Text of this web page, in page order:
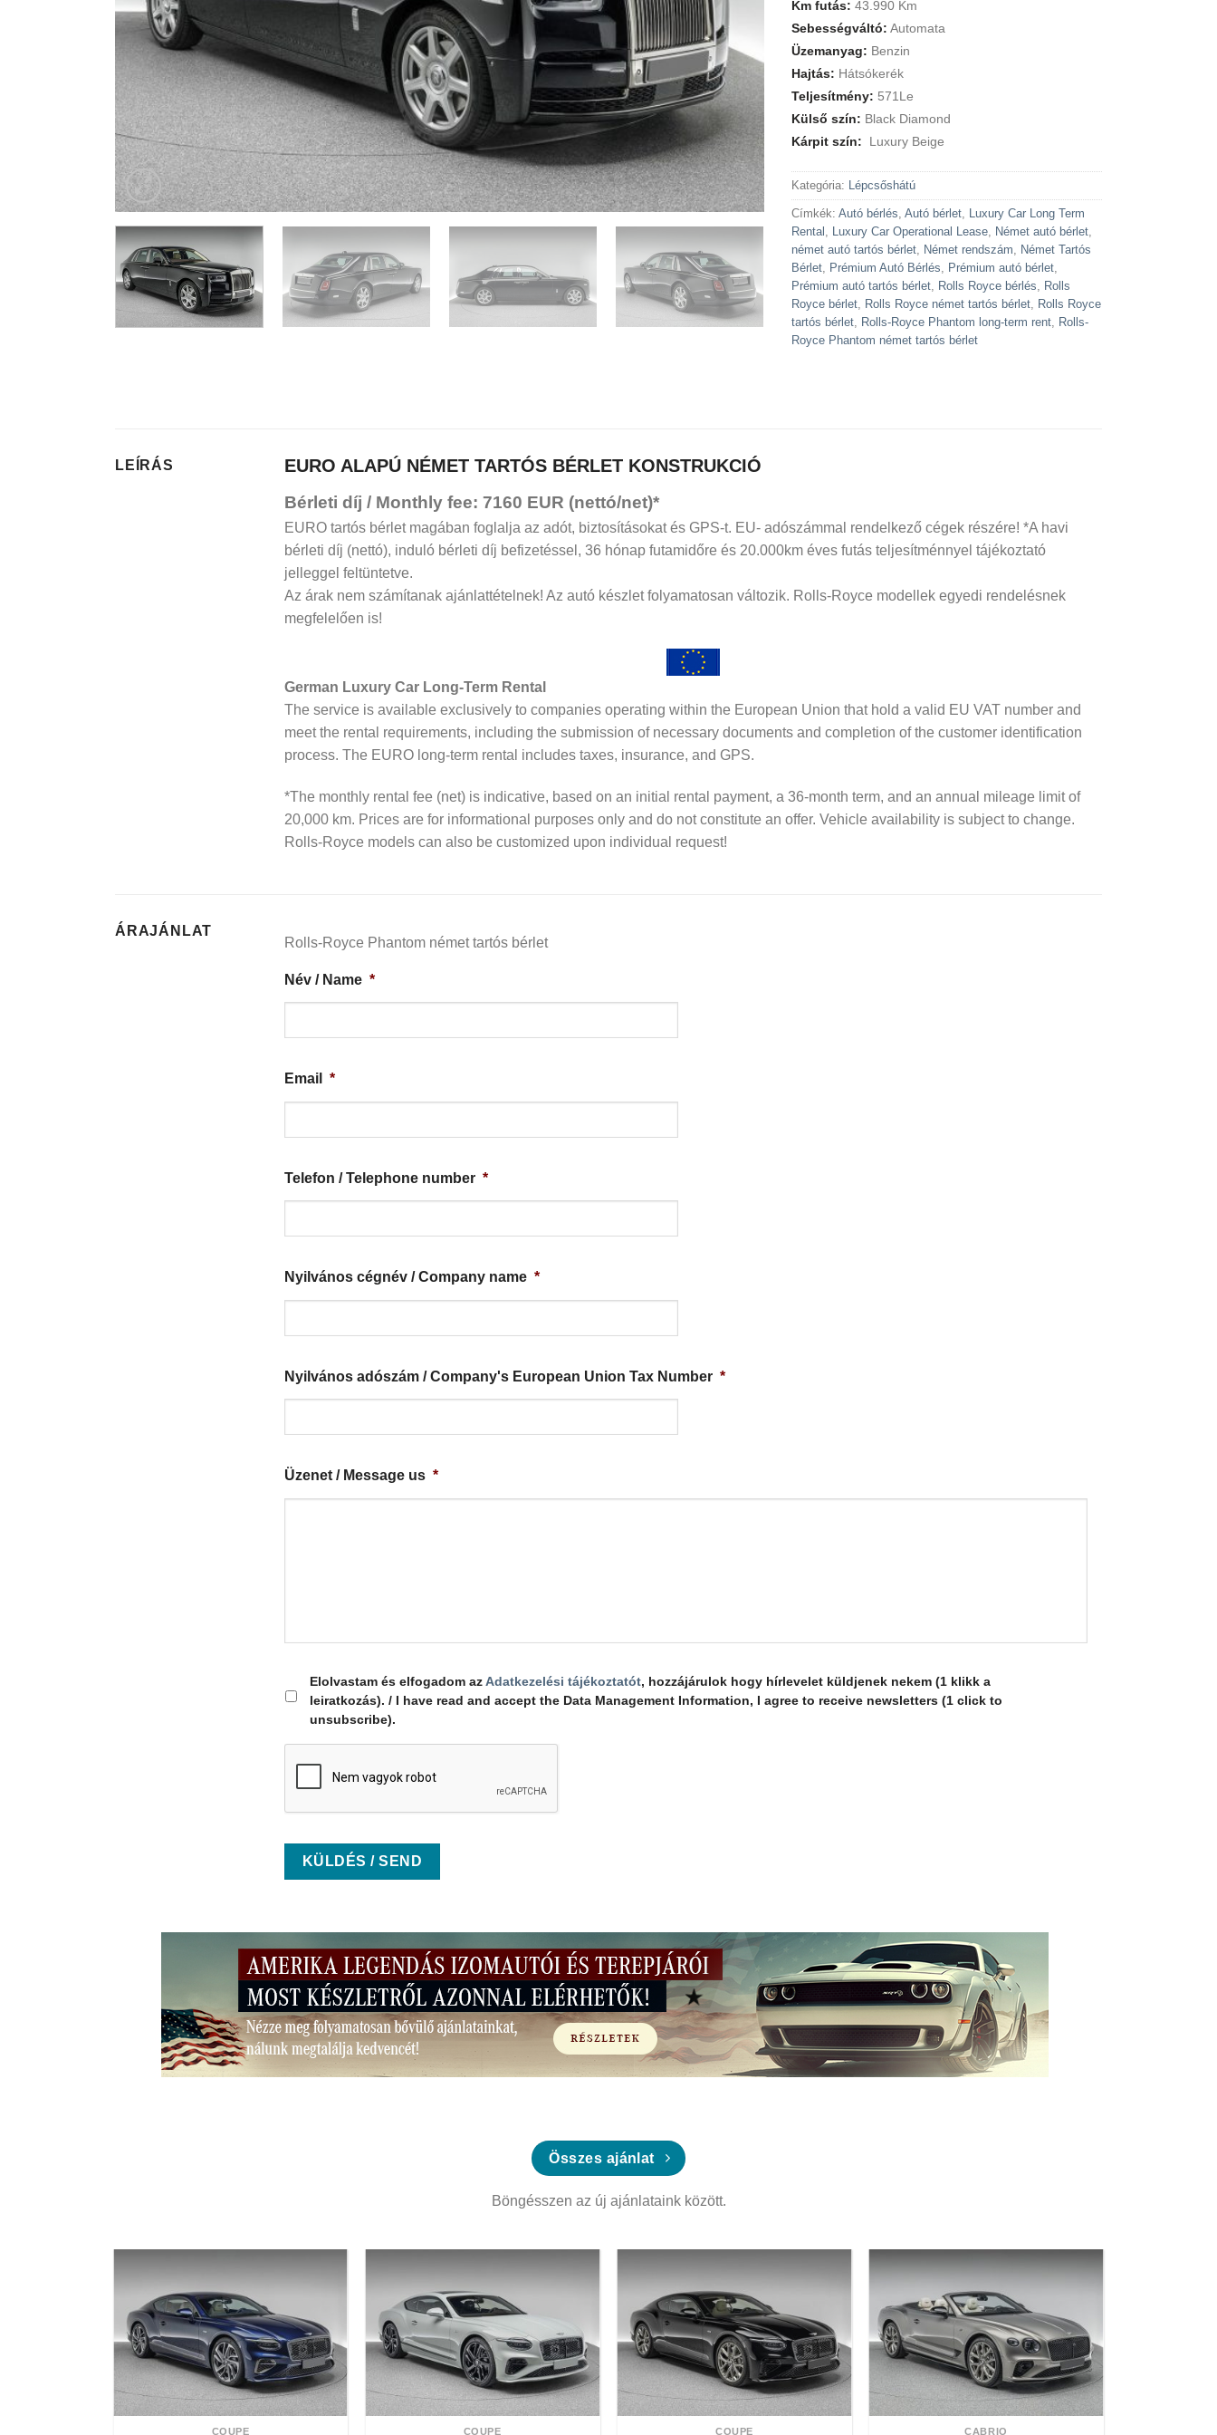
Km futás: 43.990 Km
Sebességváltó: Automata
Üzemanyag: Benzin
Hajtás: Hátsókerék
Teljesítmény: 571Le
Külső szín: Black Diamond
Kárpit szín: Luxury Beige
Kategória: Lépcsőshátú
Címkék: Autó bérlés Autó bérlet, Luxury Car Long Term
Rental
Luxury Car Operational Lease, Német autó bérlet,
német autó tartós bérlet, Német rendszám
Német Tartós
Bérlet, Prémium Autó Bérlés Prémium autó bérlet,
Prémium autó tartós bérlet, Rolls Royce bérlés
Rolls
Royce bérlet, Rolls Royce német tartós bérlet, Rolls Royce
tartós bérlet, Rolls-Royce Phantom long-term rent, Rolls-
Royce Phantom német tartós bérlet
LEÍRÁS EURO ALAPÚ NÉMET TARTÓS BÉRLET KONSTRUKCIÓ
Bérleti díj / Monthly fee: 7160 EUR (nettó/net)*
EURO tartós bérlet magában foglalja az adót, biztosításokat és GPS-t. EU- adószámmal rendelkező cégek részére! *A havi
bérleti díj (nettó), induló bérleti díj befizetéssel, 36 hónap futamidőre és 20.000km éves futás teljesítménnyel tájékoztató
jelleggel feltüntetve.
Az árak nem számítanak ajánlattételnek! Az autó készlet folyamatosan változik. Rolls-Royce modellek egyedi rendelésnek
megfelelően is!
German Luxury Car Long-Term Rental
The service is available exclusively to companies operating within the European Union that hold a valid EU VAT number and
meet the rental requirements, including the submission of necessary documents and completion of the customer identification
process. The EURO long-term rental includes taxes, insurance, and GPS.
*The monthly rental fee (net) is indicative, based on an initial rental payment, a 36-month term, and an annual mileage limit of
20,000 km. Prices are for informational purposes only and do not constitute an offer. Vehicle availability is subject to change.
Rolls-Royce models can also be customized upon individual request!
ÁRAJÁNLAT
Rolls-Royce Phantom német tartós bérlet
Név / Name *
Email *
Telefon / Telephone number *
Nyilvános cégnév / Company name *
Nyilvános adószám / Company's European Union Tax Number *
Üzenet / Message us *
Elolvastam és elfogadom azAdatkezelési tájékoztatót, hozzájárulok hogy hírlevelet küldjenek nekem (1 klikk a
leiratkozás). / I have read and accept the Data Management Information, I agree to receive newsletters (1 click to
unsubscribe).
Összes ajánlat
Böngésszen az új ajánlataink között.
COUPE COUPE COUPE CABRIO